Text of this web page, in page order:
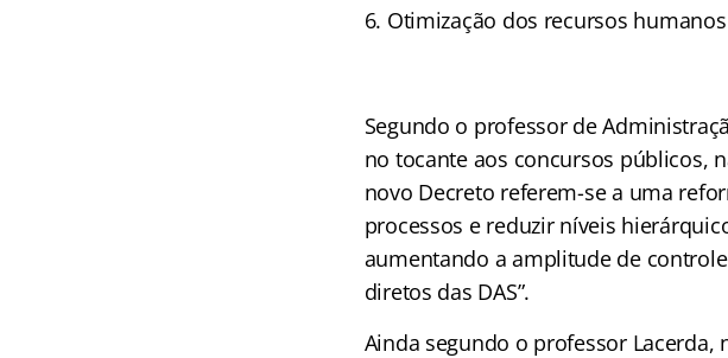
Otimização dos recursos
Segundo o professor de
no tocante aos concursos públicos,
novo Decreto referem-se a uma
processos e reduzir níveis
aumentando a amplitude de
diretos das DAS”.
Ainda segundo o professor